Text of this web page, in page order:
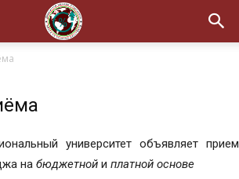
университет объявляет прием
на бюджетной и платной основе